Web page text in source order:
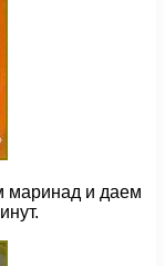
маринад и даем